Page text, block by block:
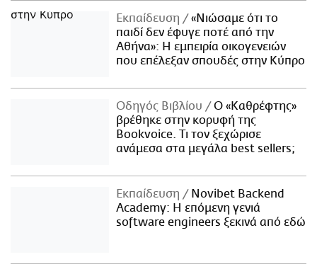
Εκπαίδευση
«Νιώσαμε ότι το
παιδί δεν έφυγε ποτέ από την
Αθήνα»: Η εμπειρία οικογενειών
που επέλεξαν σπουδές στην Κύπρο
Οδηγός Βιβλίου
Ο «Καθρέφτης»
βρέθηκε στην κορυφή της
Bookvoice. Τι τον ξεχώρισε
ανάμεσα στα μεγάλα best sellers;
Εκπαίδευση
Novibet Backend
Academy: Η επόμενη γενιά
software engineers ξεκινά από εδώ